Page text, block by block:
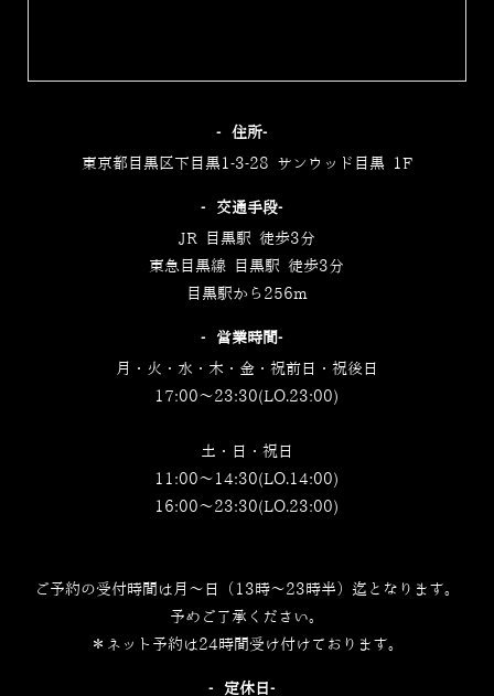
‐住所‐
東京都目黒区下目黒1-3-28 サンウッド目黒 1F
‐交通手段‐
JR 目黒駅 徒歩3分
東急目黒線 目黒駅 徒歩3分
目黒駅から256m
‐営業時間‐
月・火・水・木・金・祝前日・祝後日
17:00～23:30(LO.23:00)
土・日・祝日
11:00～14:30(LO.14:00)
16:00～23:30(LO.23:00)
ご予約の受付時間は月～日（13時～23時半）迄となります。
予めご了承ください。
＊ネット予約は24時間受け付けております。
‐定休日‐